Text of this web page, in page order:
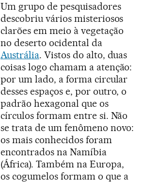
Um grupo de pesquisadores
descobriu vários misteriosos
clarões em meio à vegetação
no deserto ocidental da
Austrália. Vistos do alto, duas
coisas logo chamam a atenção:
por um lado, a forma circular
desses espaços e, por outro, o
padrão hexagonal que os
círculos formam entre si. Não
se trata de um fenômeno novo:
os mais conhecidos foram
encontrados na Namíbia
(África). Também na Europa,
os cogumelos formam o que a